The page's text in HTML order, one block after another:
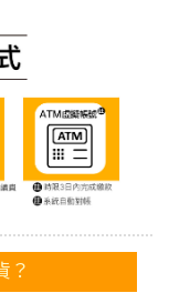
？